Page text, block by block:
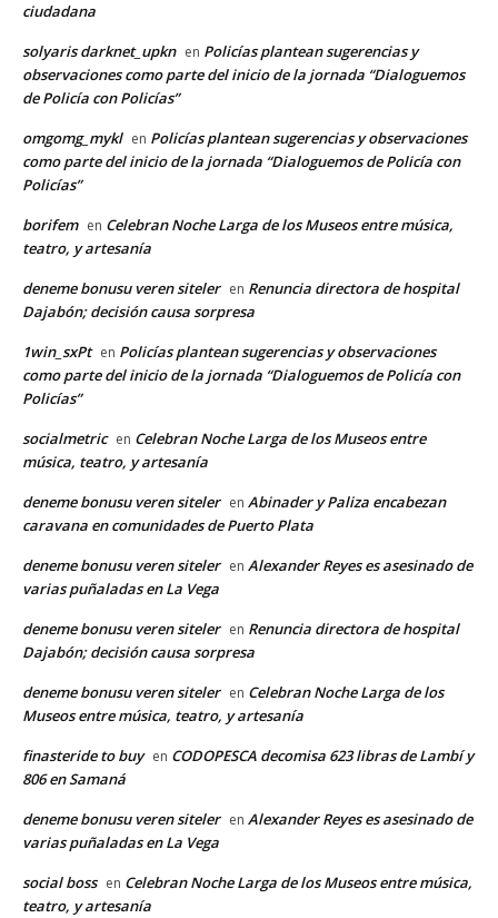
ciudadana
solyaris darknet_upkn en Policías plantean sugerencias y
observaciones como parte del inicio de la jornada “Dialoguemos
de Policía con Policías”
omgomg_mykl en Policías plantean sugerencias y observaciones
como parte del inicio de la jornada “Dialoguemos de Policía con
Policías”
borifem en Celebran Noche Larga de los Museos entre música,
teatro, y artesanía
deneme bonusu veren siteler en Renuncia directora de hospital
Dajabón; decisión causa sorpresa
1win_sxPt en Policías plantean sugerencias y observaciones
como parte del inicio de la jornada “Dialoguemos de Policía con
Policías”
socialmetric en Celebran Noche Larga de los Museos entre
música, teatro, y artesanía
deneme bonusu veren siteler en Abinader y Paliza encabezan
caravana en comunidades de Puerto Plata
deneme bonusu veren siteler en Alexander Reyes es asesinado de
varias puñaladas en La Vega
deneme bonusu veren siteler en Renuncia directora de hospital
Dajabón; decisión causa sorpresa
deneme bonusu veren siteler en Celebran Noche Larga de los
Museos entre música, teatro, y artesanía
finasteride to buy en CODOPESCA decomisa 623 libras de Lambí y
806 en Samaná
deneme bonusu veren siteler en Alexander Reyes es asesinado de
varias puñaladas en La Vega
social boss en Celebran Noche Larga de los Museos entre música,
teatro, y artesanía